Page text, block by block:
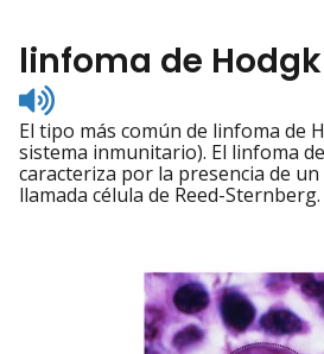
linfoma de
Listen
to
pronunciation
El tipo más común de linfoma de
sistema inmunitario). El linfoma
caracteriza por la presencia de
llamada célula de Reed-Sternberg.